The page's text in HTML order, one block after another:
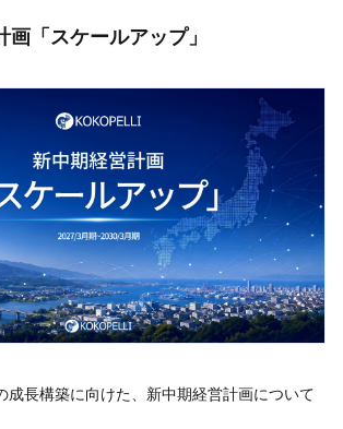
画「スケールアップ」
成長構築に向けた、新中期経営計画について